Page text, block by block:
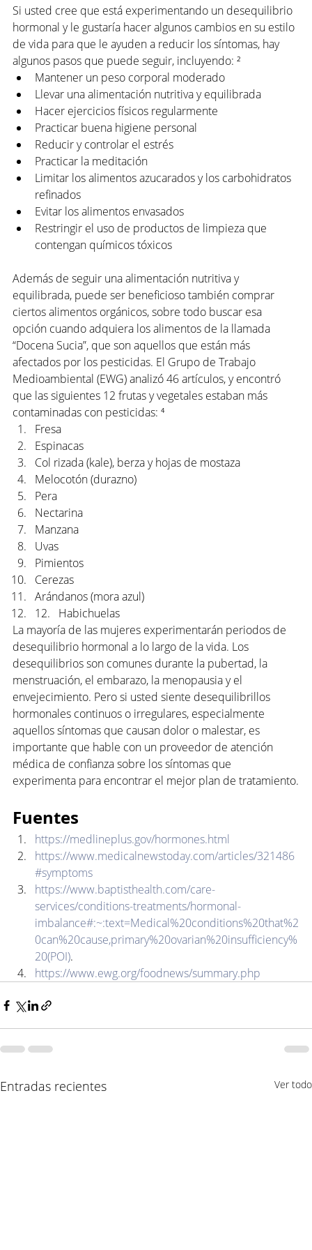
Si usted cree que está experimentando un desequilibrio
hormonal y le gustaría hacer algunos cambios en su estilo
de vida para que le ayuden a reducir los síntomas, hay
algunos pasos que puede seguir, incluyendo: ²
Mantener un peso corporal moderado
Llevar una alimentación nutritiva y equilibrada
Hacer ejercicios físicos regularmente
Practicar buena higiene personal
Reducir y controlar el estrés
Practicar la meditación
Limitar los alimentos azucarados y los carbohidratos
refinados
Evitar los alimentos envasados
Restringir el uso de productos de limpieza que
contengan químicos tóxicos
Además de seguir una alimentación nutritiva y
equilibrada, puede ser beneficioso también comprar
ciertos alimentos orgánicos, sobre todo buscar esa
opción cuando adquiera los alimentos de la llamada
“Docena Sucia”, que son aquellos que están más
afectados por los pesticidas. El Grupo de Trabajo
Medioambiental (EWG) analizó 46 artículos, y encontró
que las siguientes 12 frutas y vegetales estaban más
contaminadas con pesticidas: ⁴
Fresa
Espinacas
Col rizada (kale), berza y hojas de mostaza
Melocotón (durazno)
Pera
Nectarina
Manzana
Uvas
Pimientos
Cerezas
Arándanos (mora azul)
12.   Habichuelas
La mayoría de las mujeres experimentarán periodos de
desequilibrio hormonal a lo largo de la vida. Los
desequilibrios son comunes durante la pubertad, la
menstruación, el embarazo, la menopausia y el
envejecimiento. Pero si usted siente desequilibrillos
hormonales continuos o irregulares, especialmente
aquellos síntomas que causan dolor o malestar, es
importante que hable con un proveedor de atención
médica de confianza sobre los síntomas que
experimenta para encontrar el mejor plan de tratamiento.
Fuentes
https://medlineplus.gov/hormones.html
https://www.medicalnewstoday.com/articles/321486
#symptoms
https://www.baptisthealth.com/care-
services/conditions-treatments/hormonal-
imbalance#:~:text=Medical%20conditions%20that%2
0can%20cause,primary%20ovarian%20insufficiency%
20(POI).
https://www.ewg.org/foodnews/summary.php
Entradas recientes Ver todo